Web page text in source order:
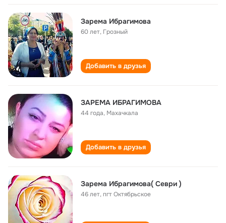
Зарема Ибрагимова
60 лет, Грозный
Добавить в друзья
ЗАРЕМА ИБРАГИМОВА
44 года, Махачкала
Добавить в друзья
Зарема Ибрагимова( Севри )
46 лет,пгт Октябрьское